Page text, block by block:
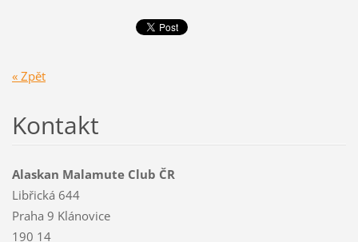
« Zpět
Kontakt
Alaskan Malamute Club ČR
Libřická 644
Praha 9 Klánovice
190 14